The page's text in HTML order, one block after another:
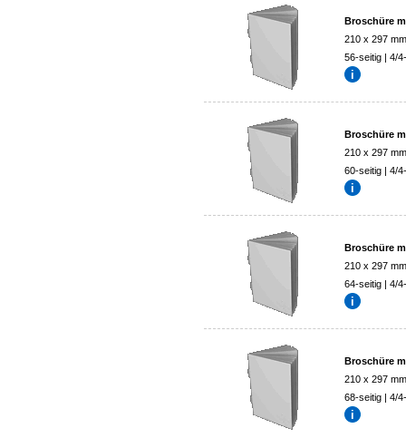
Broschüre
210 x 297 mm
56-seitig | 4/
Broschüre
210 x 297 mm
60-seitig | 4/
Broschüre
210 x 297 mm
64-seitig | 4/
Broschüre
210 x 297 mm
68-seitig | 4/